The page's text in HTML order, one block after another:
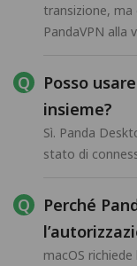
transizione, ma
PandaVPN alla
Posso
insieme?
Sì. Panda
stato di
Perché
macOS